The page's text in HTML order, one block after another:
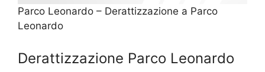
Parco Leonardo – Derattizzazione a Parco
Leonardo
Derattizzazione Parco Leonardo